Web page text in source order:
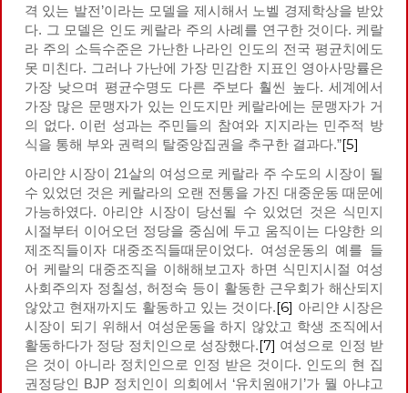
격 있는 발전’이라는 모델을 제시해서 노벨 경제학상을 받았
다. 그 모델은 인도 케랄라 주의 사례를 연구한 것이다. 케랄
라 주의 소득수준은 가난한 나라인 인도의 전국 평균치에도
못 미친다. 그러나 가난에 가장 민감한 지표인 영아사망률은
가장 낮으며 평균수명도 다른 주보다 훨씬 높다. 세계에서
가장 많은 문맹자가 있는 인도지만 케랄라에는 문맹자가 거
의 없다. 이런 성과는 주민들의 참여와 지지라는 민주적 방
식을 통해 부와 권력의 탈중앙집권을 추구한 결과다.”[5]
아리얀 시장이 21살의 여성으로 케랄라 주 수도의 시장이 될
수 있었던 것은 케랄라의 오랜 전통을 가진 대중운동 때문에
가능하였다. 아리얀 시장이 당선될 수 있었던 것은 식민지
시절부터 이어오던 정당을 중심에 두고 움직이는 다양한 의
제조직들이자 대중조직들때문이었다. 여성운동의 예를 들
어 케랄의 대중조직을 이해해보고자 하면 식민지시절 여성
사회주의자 정칠성, 허정숙 등이 활동한 근우회가 해산되지
않았고 현재까지도 활동하고 있는 것이다.[6] 아리얀 시장은
시장이 되기 위해서 여성운동을 하지 않았고 학생 조직에서
활동하다가 정당 정치인으로 성장했다.[7] 여성으로 인정 받
은 것이 아니라 정치인으로 인정 받은 것이다. 인도의 현 집
권정당인 BJP 정치인이 의회에서 ‘유치원애기’가 뭘 아냐고